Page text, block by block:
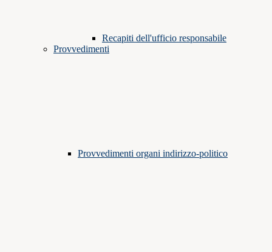
Recapiti dell'ufficio responsabile
Provvedimenti
Provvedimenti organi indirizzo-politico